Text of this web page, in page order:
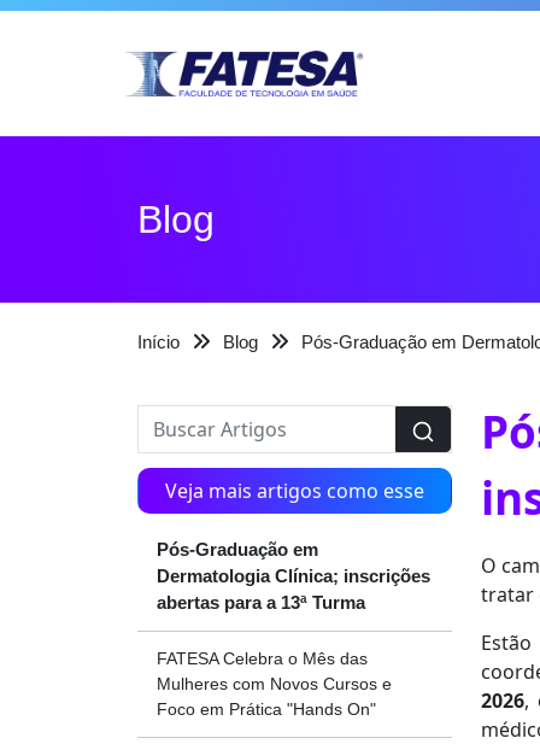
Blog
Início Blog Pós-Graduação em
Veja mais artigos como esse
Pós-Graduação em
Dermatologia Clínica; inscrições
abertas para a 13ª Turma
FATESA Celebra o Mês das
Mulheres com Novos Cursos e
Foco em Prática "Hands On"
O
tratar
2026,